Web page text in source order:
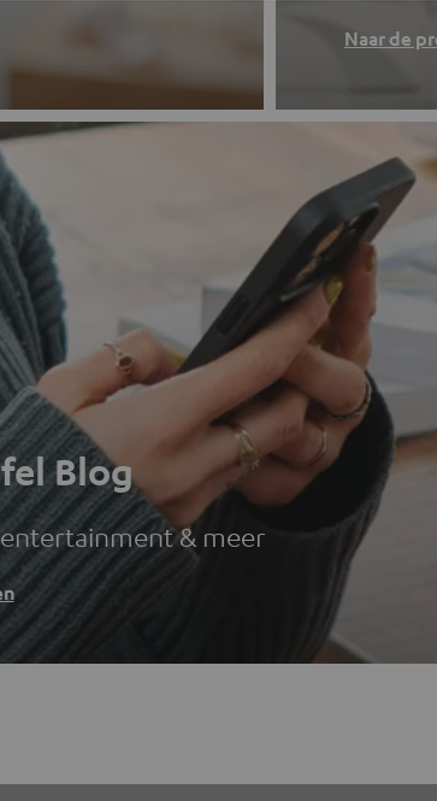
Naar de
Blog
& meer